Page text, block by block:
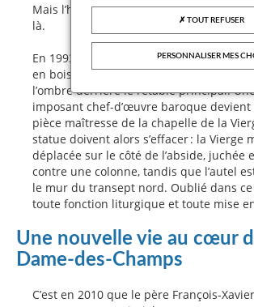
Mais l’histoire de ce bel objet liturgique
là.
En 1993, la Ville impulse la restauration
en bois peint du XVIIᵉ siècle, jusque-là
l’ombre derrière le retable principal.
imposant chef-d’œuvre baroque
pièce maîtresse de la chapelle de la
statue doivent alors s’effacer : la Vierge
déplacée sur le côté de l’abside, juchée
contre une colonne, tandis que l’autel
le mur du transept nord. Oublié dans
toute fonction liturgique et toute mise
Une nouvelle vie au cœur
Dame-des-Champs
C’est en 2010 que le père François-
TOUT REFUSER
PERSONNALISER MES